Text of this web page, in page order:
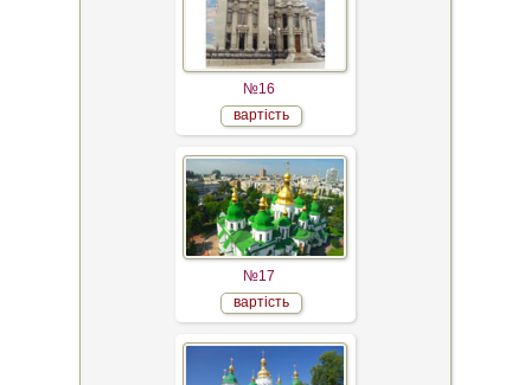
№16
вартість
№17
вартість